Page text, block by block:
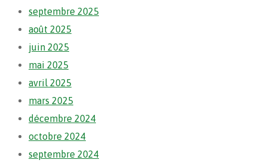
septembre 2025
août 2025
juin 2025
mai 2025
avril 2025
mars 2025
décembre 2024
octobre 2024
septembre 2024